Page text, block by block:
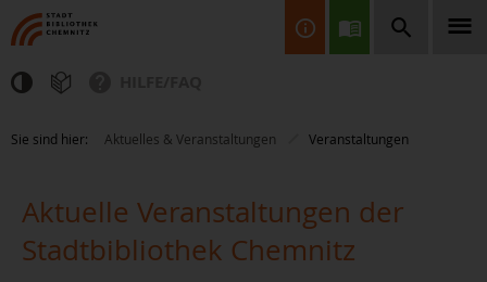
Finden Sie Informationen, Bücher, CDs & DVDs, Spiele, BluRays,
Zeitschriften und vieles mehr...
Sie sind hier: Aktuelles & Veranstaltungen Veranstaltungen
Aktuelle Veranstaltungen der
Stadtbibliothek Chemnitz